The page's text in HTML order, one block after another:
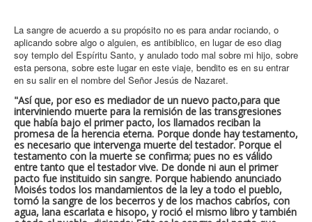
La sangre de acuerdo a su propósito no es para andar rociando, o
aplicando sobre algo o alguien, es antibiblico, en lugar de eso diag
soy templo del Espíritu Santo, y anulado todo mal sobre mi hijo, sobre
esta persona, sobre este lugar en este viaje, bendito es en su entrar
en su salir en el nombre del Señor Jesús de Nazaret.
"Así que, por eso es mediador de un nuevo pacto,para que
interviniendo muerte para la remisión de las transgresiones
que había bajo el primer pacto, los llamados reciban la
promesa de la herencia eterna. Porque donde hay testamento,
es necesario que intervenga muerte del testador. Porque el
testamento con la muerte se confirma; pues no es válido
entre tanto que el testador vive. De donde ni aun el primer
pacto fue instituido sin sangre. Porque habiendo anunciado
Moisés todos los mandamientos de la ley a todo el pueblo,
tomó la sangre de los becerros y de los machos cabríos, con
agua, lana escarlata e hisopo, y roció el mismo libro y también